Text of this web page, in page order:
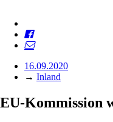
16.09.2020
→ Inland
EU-Kommission